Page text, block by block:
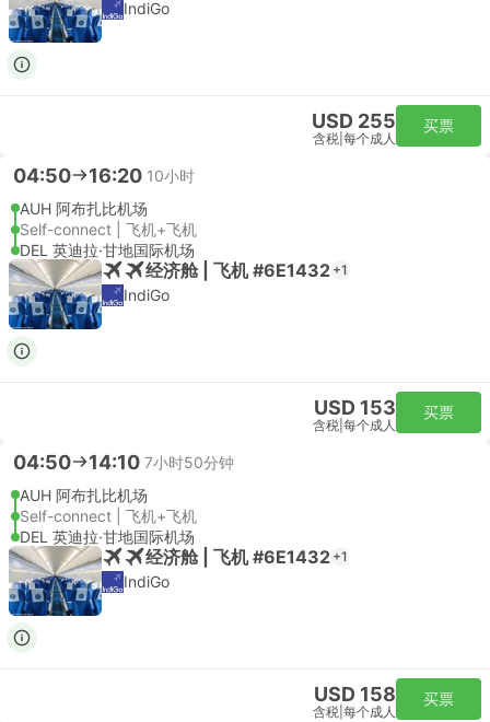
IndiGo
USD 255
含税 每个成人
买票
04:50 16:20 10小时
AUH 阿布扎比机场
Self-connect | 飞机+飞机
DEL 英迪拉·甘地国际机场
经济舱 | 飞机 #6E1432 +1
IndiGo
USD 153
含税 每个成人
买票
04:50 14:10 7小时50分钟
AUH 阿布扎比机场
Self-connect | 飞机+飞机
DEL 英迪拉·甘地国际机场
经济舱 | 飞机 #6E1432 +1
IndiGo
USD 158
含税 每个成人
买票